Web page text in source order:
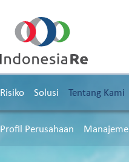
Risiko Solusi Tentang Kami
Profil Perusahaan